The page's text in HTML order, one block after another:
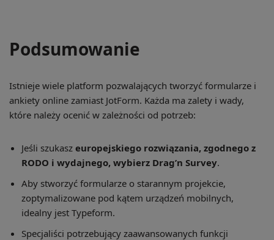
Podsumowanie
Istnieje wiele platform pozwalających tworzyć formularze i
ankiety online zamiast JotForm. Każda ma zalety i wady,
które należy ocenić w zależności od potrzeb:
Jeśli szukasz europejskiego rozwiązania, zgodnego z
RODO i wydajnego, wybierz Drag’n Survey.
Aby stworzyć formularze o starannym projekcie,
zoptymalizowane pod kątem urządzeń mobilnych,
idealny jest Typeform.
Specjaliści potrzebujący zaawansowanych funkcji